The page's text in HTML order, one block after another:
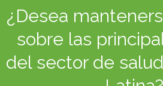
¿Desea
sobre las
del sector de